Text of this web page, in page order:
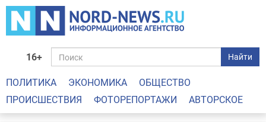
16+ Найти
ПОЛИТИКА ЭКОНОМИКА
ОБЩЕСТВО
ПРОИСШЕСТВИЯ
ФОТОРЕПОРТАЖИ АВТОРСКОЕ